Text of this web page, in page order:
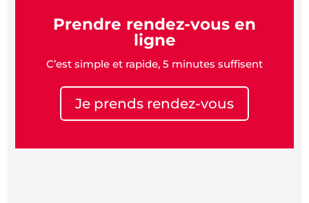
Prendre rendez-vous en
ligne
C’est simple et rapide, 5 minutes suffisent
Je prends rendez-vous